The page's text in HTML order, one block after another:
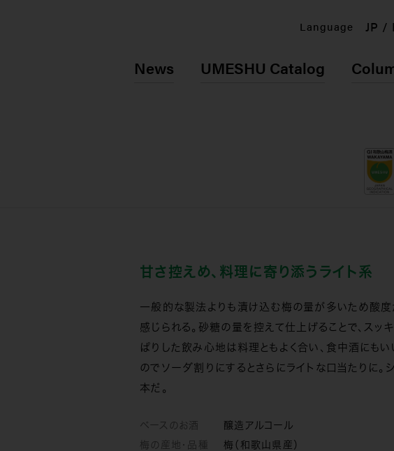
News UMESHU Catalog
Language JP
甘さ控えめ、料理に寄り添うライト系
一般的な製法よりも漬け込む梅の量が多いため酸度
感じられる。砂糖の量を控えて仕上げることで、スッ
ぱりした飲み心地は料理ともよく合い、食中酒にも
のでソーダ割りにするとさらにライトな口当たりに。
本だ。
ベースのお酒
醸造アルコール
梅の産地・品種
梅（和歌山県産）